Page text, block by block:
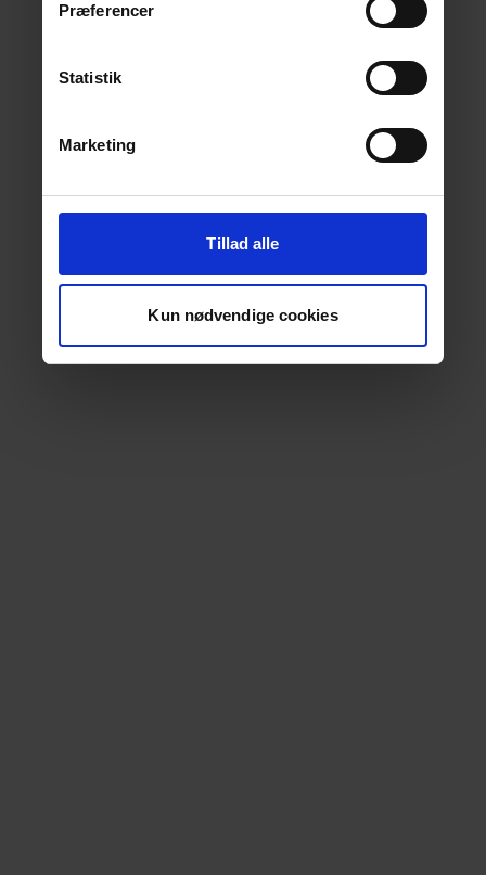
Præferencer
Statistik
Marketing
Tillad alle
Kun nødvendige cookies